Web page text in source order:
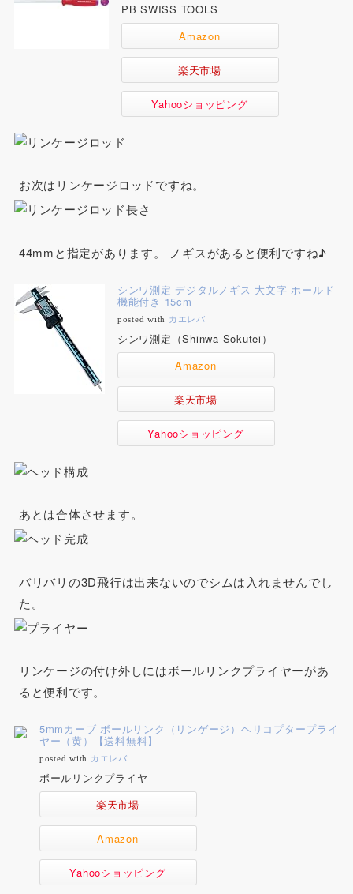
PB SWISS TOOLS
Amazon
楽天市場
Yahooショッピング
お次はリンケージロッドですね。
44mmと指定があります。 ノギスがあると便利ですね♪
シンワ測定 デジタルノギス 大文字 ホールド
機能付き 15cm
posted with カエレバ
シンワ測定（Shinwa Sokutei）
Amazon
楽天市場
Yahooショッピング
あとは合体させます。
バリバリの3D飛行は出来ないのでシムは入れませんでし
た。
リンケージの付け外しにはボールリンクプライヤーがあ
ると便利です。
5mmカーブ ボールリンク（リンゲージ）ヘリコプタープライ
ヤー（黄）【送料無料】
posted with カエレバ
ボールリンクプライヤ
楽天市場
Amazon
Yahooショッピング